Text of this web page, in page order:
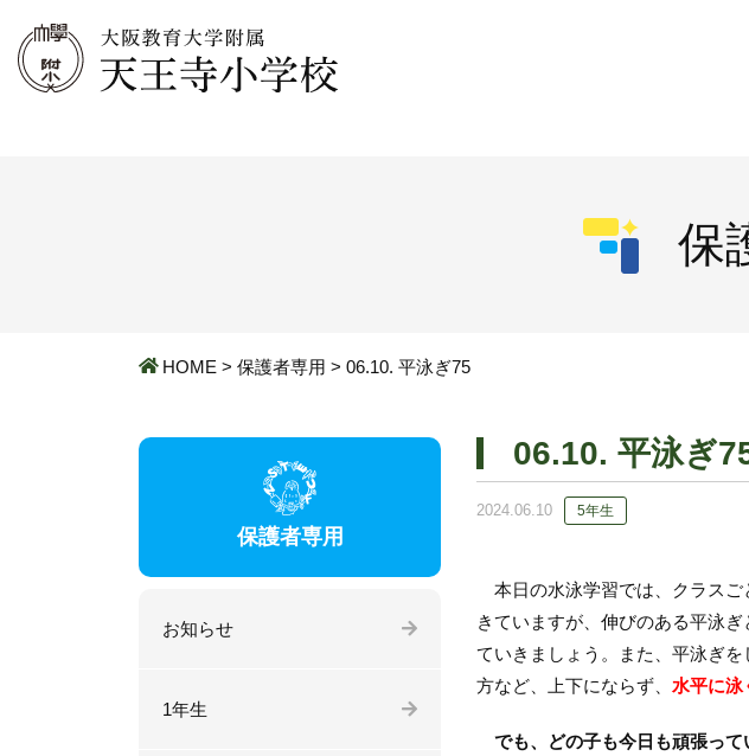
保
HOME > 保護者専用 > 06.10. 平泳ぎ75
06.10. 平泳ぎ
2024.06.10 5年生
本日の水泳学習では、クラスご
きていますが、伸びのある平泳
ていきましょう。また、平泳ぎ
方など、上下にならず、 水平に泳
でも、どの子も今日も頑張って
保護者専用
お知らせ
1年生